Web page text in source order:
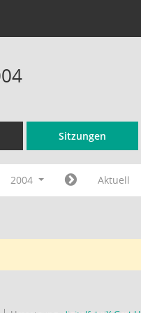
Sitzungen
2004 Aktuell